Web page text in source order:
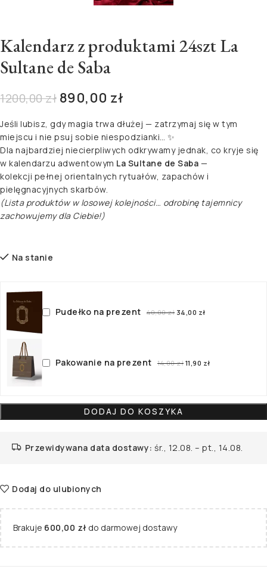
Kalendarz z produktami 24szt La
Sultane de Saba
1200,00zł 890,00 zł
Jeśli lubisz, gdy magia trwa dłużej — zatrzymaj się w tym
miejscu i nie psuj sobie niespodzianki… ✨
Dla najbardziej niecierpliwych odkrywamy jednak, co kryje się
w kalendarzu adwentowym La Sultane de Saba —
kolekcji pełnej orientalnych rytuałów, zapachów i
pielęgnacyjnych skarbów.
(Lista produktów w losowej kolejności… odrobinę tajemnicy
zachowujemy dla Ciebie!)
Na stanie
Pudełko na prezent 40,00zł 34,00 zł
Pakowanie na prezent 14,00zł 11,90 zł
DODAJ DO KOSZYKA
Przewidywana data dostawy: śr., 12.08. – pt., 14.08.
Dodaj do ulubionych
Brakuje 600,00 zł do darmowej dostawy